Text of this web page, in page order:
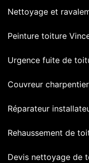
Nettoyage et
Peinture toiture
Urgence fuite de
Couvreur
Réparateur
Rehaussement de
Devis nettoyage de